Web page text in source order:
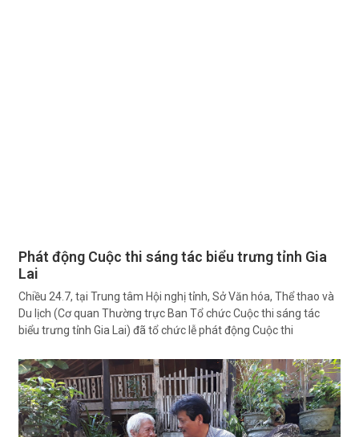
Phát động Cuộc thi sáng tác biểu trưng tỉnh Gia
Lai
Chiều 24.7, tại Trung tâm Hội nghị tỉnh, Sở Văn hóa, Thể thao và
Du lịch (Cơ quan Thường trực Ban Tổ chức Cuộc thi sáng tác
biểu trưng tỉnh Gia Lai) đã tổ chức lễ phát động Cuộc thi